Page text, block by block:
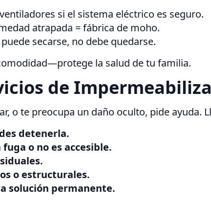
si el sistema eléctrico es seguro.
atrapada = fábrica de moho.
secarse, no debe quedarse.
la salud de tu familia.
de
o te preocupa un daño oculto, pide ayuda.
detenerla.
o no es accesible.
o estructurales.
solución permanente.